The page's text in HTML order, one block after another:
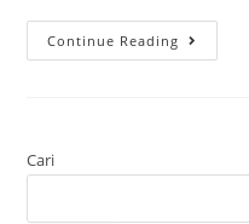
Continue Reading
Cari